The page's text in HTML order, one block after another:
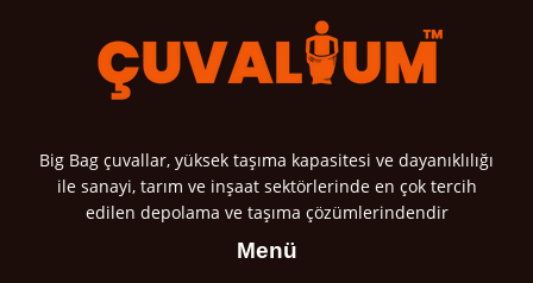
Big Bag çuvallar, yüksek taşıma kapasitesi ve dayanıklılığı
ile sanayi, tarım ve inşaat sektörlerinde en çok tercih
edilen depolama ve taşıma çözümlerindendir
Menü